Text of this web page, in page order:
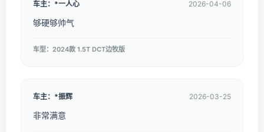
车主：*一人心 2026-04-06
够硬够帅气
车型：2024款 1.5T DCT边牧版
车主：*振辉 2026-03-25
非常满意